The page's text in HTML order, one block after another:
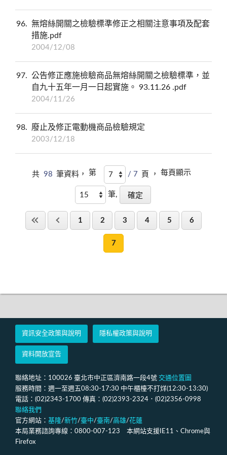
96
無熔絲開關之檢驗標準修正之相關注意事項及配套
措施.pdf
2004/12/08
97
公告修正應施檢驗商品無熔絲開關之檢驗標準，並
自九十五年一月一日起實施。 93.11.26 .pdf
2004/11/26
98 廢止及修正電動機商品檢驗規定
2003/12/18
共 98 筆資料， 第 / 7 頁 ，每頁顯示
筆,
1 2 3 4 5 6
7
資訊安全政策與說明 隱私權政策與說明
資料開放宣告
聯絡地址：100026 臺北市中正區濟南路一段4號 交通位置圖
服務時間：週一至週五08:30-17:30 中午櫃檯不打烊(12:30-13:30)
電話：(02)2343-1700 傳真：(02)2393-2324．(02)2356-0998
聯絡我們
官方網站： 基隆/新竹/臺中/臺南/高雄/花蓮
本局業務諮詢專線：0800-007-123 本網站支援IE11、Chrome與
Firefox